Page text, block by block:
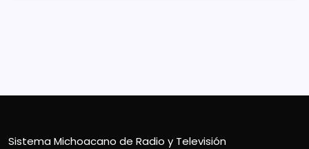
Sistema Michoacano de Radio y Televisión